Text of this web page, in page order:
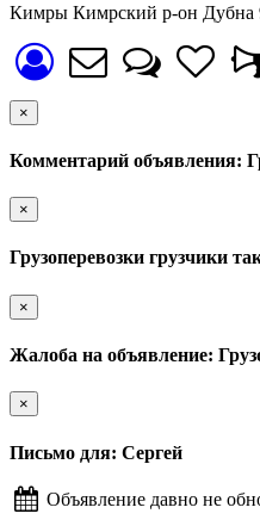
Кимры Кимрский р-он Дубна
×
Комментарий объявления:
×
Грузоперевозки грузчики
×
Жалоба на объявление:
×
Письмо для: Сергей
Объявление давно не